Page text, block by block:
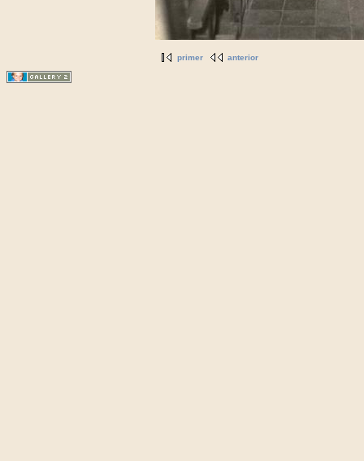
primer anterior